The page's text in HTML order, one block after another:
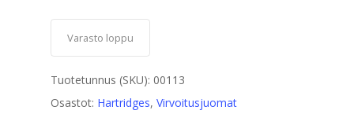
Varasto loppu
Tuotetunnus (SKU): 00113
Osastot: Hartridges, Virvoitusjuomat